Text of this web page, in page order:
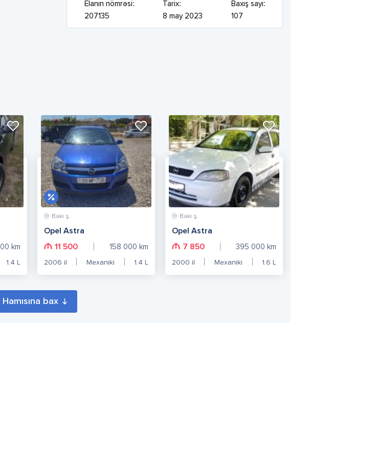
Elanın nömrəsi:
207135
Tarix:
8 may 2023
Baxış sayı:
107
km
1.4 L
Bakı ş.
Opel Astra
11 500
158 000 km
2006 il Mexaniki 1.4 L
Bakı ş.
Opel Astra
7 850
395 000 km
2000 il Mexaniki 1.6 L
Hamısına bax